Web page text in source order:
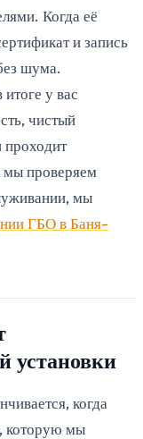
Когда её
и запись
шума.
у вас
чистый
проходит
мы проверяем
мы
ГБО в Баня-
установки
когда
которую мы